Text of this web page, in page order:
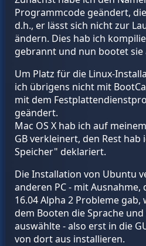
Programmcode geändert,
d.h., er lässt sich nicht zur
ändern. Dies hab ich
gebrannt und nun bootet sie
Um Platz für die Linux-
ich übrigens nicht mit
mit dem
geändert.
Mac OS X hab ich auf
GB verkleinert, den Rest hab
Speicher" deklariert.
Die Installation von Ubuntu
anderen PC - mit Ausnahme,
16.04 Alpha 2 Probleme
dem Booten die Sprache
auswählte - also erst in die
von dort aus installieren.